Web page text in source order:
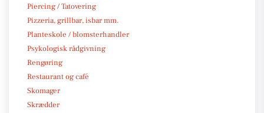
Piercing / Tatovering
Pizzeria, grillbar, isbar mm.
Planteskole / blomsterhandler
Psykologisk rådgivning
Rengøring
Restaurant og café
Skomager
Skrædder